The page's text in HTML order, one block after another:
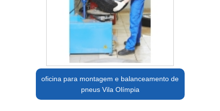
oficina para montagem e balanceamento de
pneus Vila Olímpia